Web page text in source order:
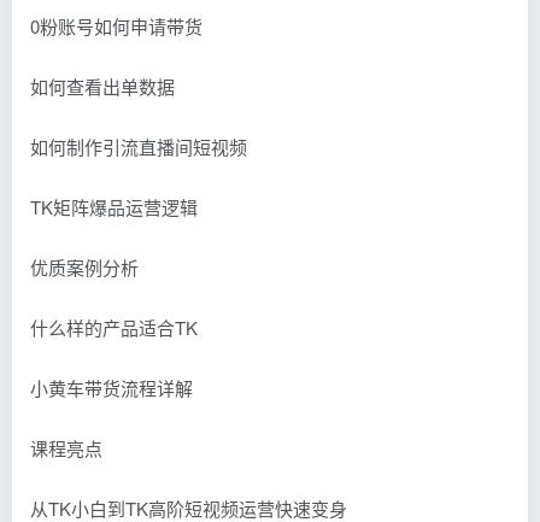
0粉账号如何申请带货
如何查看出单数据
如何制作引流直播间短视频
TK矩阵爆品运营逻辑
优质案例分析
什么样的产品适合TK
小黄车带货流程详解
课程亮点
从TK小白到TK高阶短视频运营快速变身